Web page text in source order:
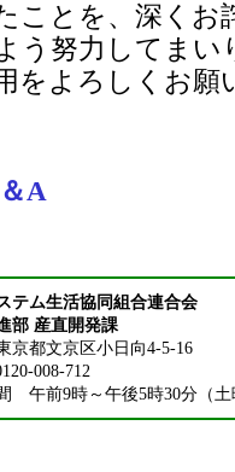
ことを、深くお
う努力してまい
をよろしくお願
A
テム生活協同組合連合会
部 産直開発課
京都文京区小日向4-5-16
008-712
午前9時～午後5時30分（土